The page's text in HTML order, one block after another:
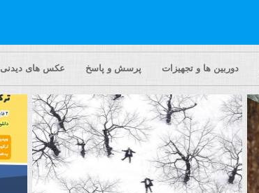
دوربین ها و تجهیزات پرسش و پاسخ عکس های دیدنی